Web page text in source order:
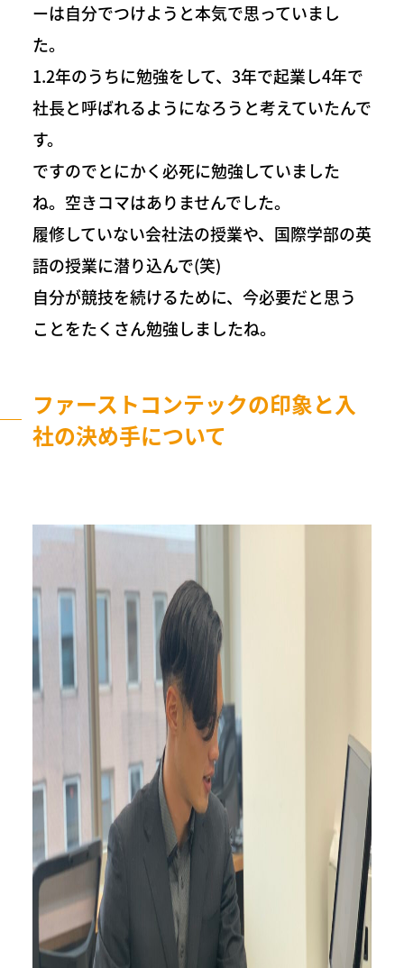
ーは自分でつけようと本気で思っていまし
た。
1.2年のうちに勉強をして、3年で起業し4年で
社長と呼ばれるようになろうと考えていたんで
す。
ですのでとにかく必死に勉強していました
ね。空きコマはありませんでした。
履修していない会社法の授業や、国際学部の英
語の授業に潜り込んで(笑)
自分が競技を続けるために、今必要だと思う
ことをたくさん勉強しましたね。
ファーストコンテックの印象と入
社の決め手について